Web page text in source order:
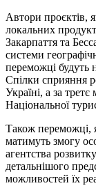
Автори проєктів,
локальних
Закарпаття та
системи
переможці будуть
Спілки сприяння
Україні, а за
Національної
Також переможці,
матимуть змогу
агентства
детальнішого
можливостей їх